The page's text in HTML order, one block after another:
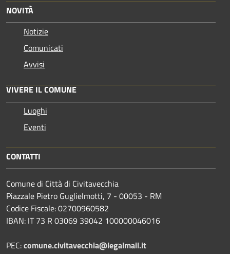
NOVITÀ
Notizie
Comunicati
Avvisi
VIVERE IL COMUNE
Luoghi
Eventi
CONTATTI
Comune di Città di Civitavecchia
Piazzale Pietro Guglielmotti, 7 - 00053 - RM
Codice Fiscale: 02700960582
IBAN: IT 73 R 03069 39042 100000046016
PEC:comune.civitavecchia@legalmail.it